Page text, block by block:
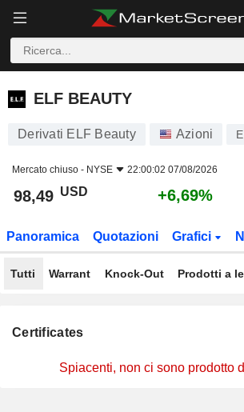
ELF BEAUTY
ELF BEAUTY
Derivati ELF Beauty Azioni
Mercato chiuso - NYSE 22:00:02 07/08/2026
98,49 USD +6,69%
Panoramica Quotazioni Grafici
Tutti Warrant Knock-Out Prodotti a
Certificates
Spiacenti, non ci sono prodotto